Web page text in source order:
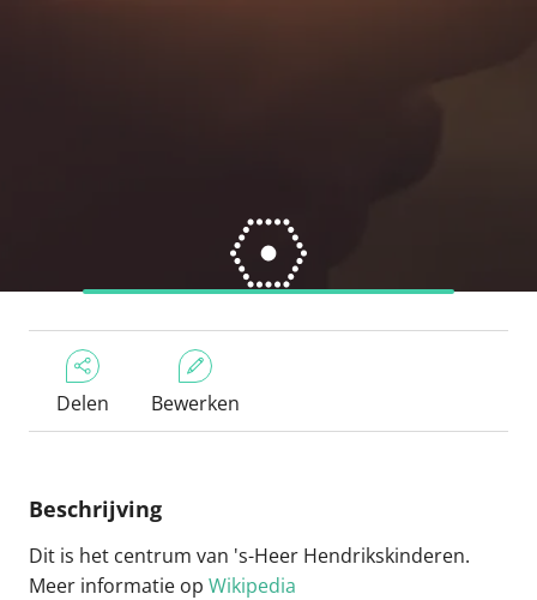
Delen Bewerken
Beschrijving
Dit is het centrum van 's-Heer Hendrikskinderen.
Meer informatie op Wikipedia